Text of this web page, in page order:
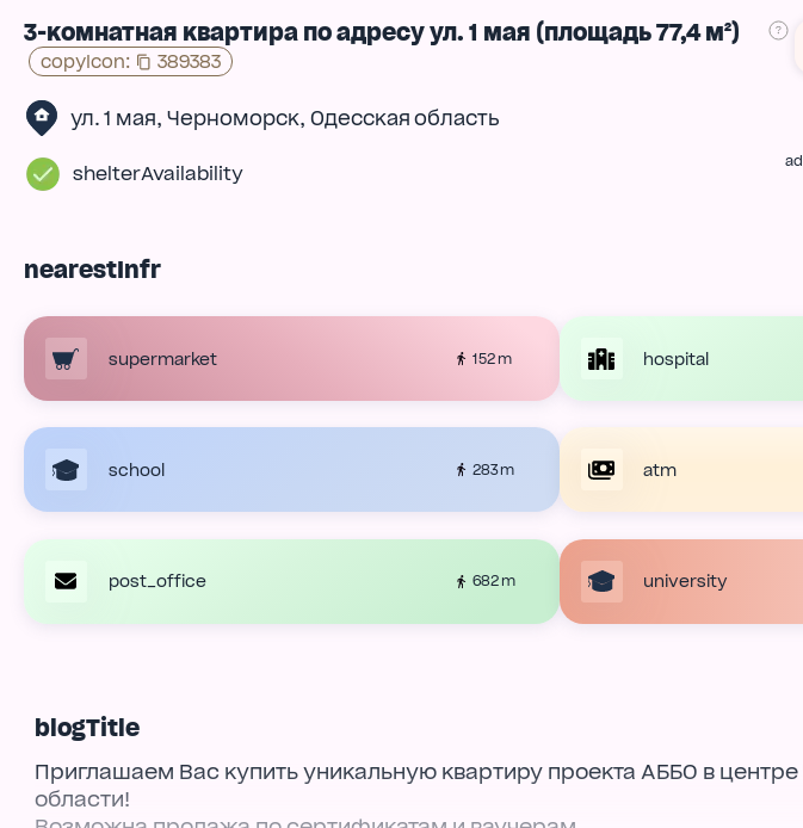
3-комнатная квартира по адресу ул. 1 мая (площадь 77,4 м²)
copyIcon: 389383
ул. 1 мая, Черноморск, Одесская область
shelterAvailability
nearestInfr
supermarket 152 m hospital
school 283 m atm
post_office 682 m university
blogTitle
Приглашаем Вас купить уникальную квартиру проекта АББО в
области!